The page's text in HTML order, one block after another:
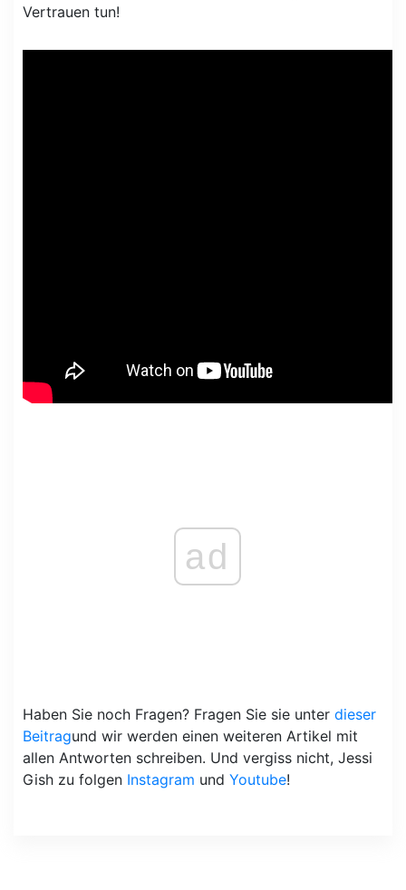
Vertrauen tun!
ad
Haben Sie noch Fragen? Fragen Sie sie unter dieser
Beitragund wir werden einen weiteren Artikel mit
allen Antworten schreiben. Und vergiss nicht, Jessi
Gish zu folgen Instagram und Youtube!